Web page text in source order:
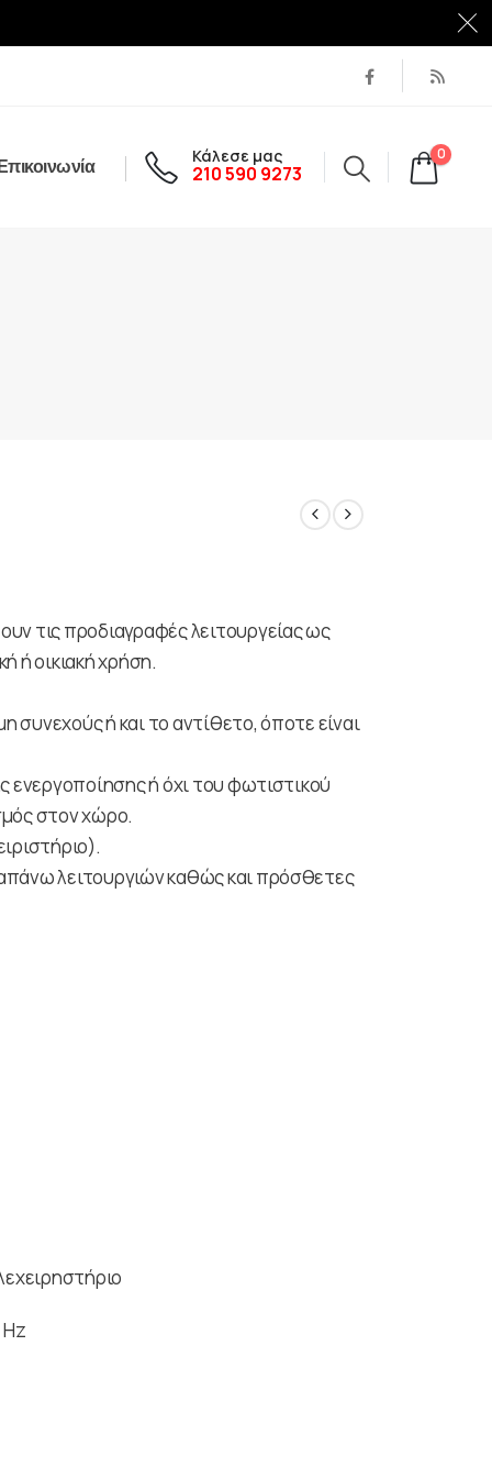
Κάλεσε μας
210 590 9273
0
τις προδιαγραφές λειτουργείας ως
ή οικιακή χρήση.
συνεχούς ή και το αντίθετο, όποτε είναι
ενεργοποίησης ή όχι του φωτιστικού
στον χώρο.
λειτουργιών καθώς και πρόσθετες